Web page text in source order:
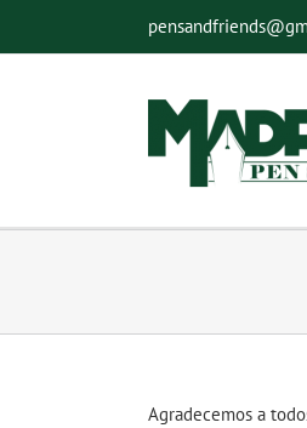
Agradecemos a